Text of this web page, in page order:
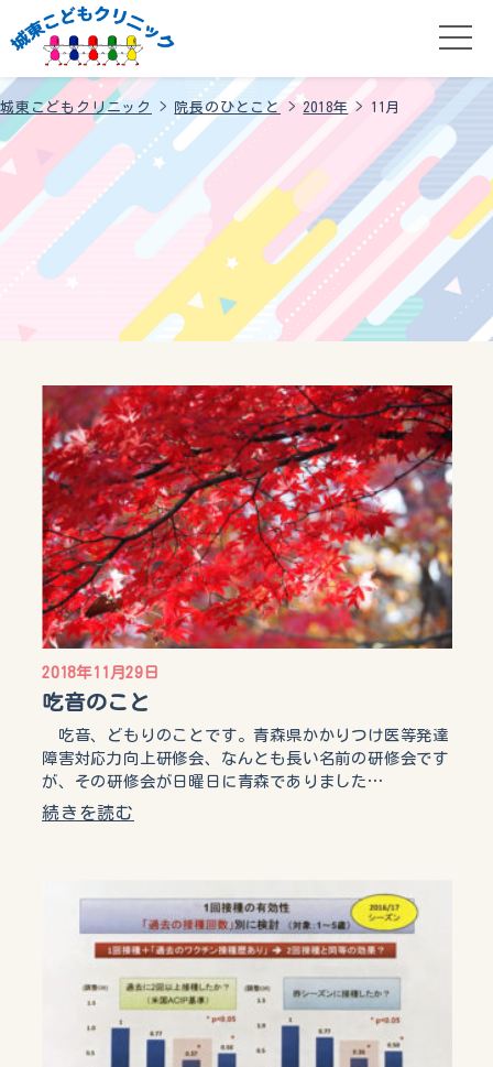
城東こどもクリニック > 院長のひとこと>2018年 > 11月
2018年11月29日
吃音のこと
吃音、どもりのことです。青森県かかりつけ医等発達
障害対応力向上研修会、なんとも長い名前の研修会です
が、その研修会が日曜日に青森でありました…
続きを読む